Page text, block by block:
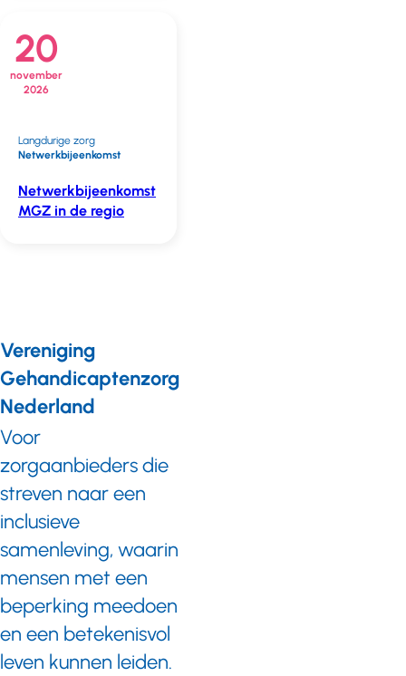
Netwerkbijeenkomst
MGZ in de regio
Langdurige zorg
Netwerkbijeenkomst
20
november
2026
Vereniging
Gehandicaptenzorg
Nederland
Voor
zorgaanbieders die
streven naar een
inclusieve
samenleving, waarin
mensen met een
beperking meedoen
en een betekenisvol
leven kunnen leiden.